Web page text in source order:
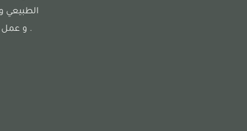
الطبيعي
. و عمل